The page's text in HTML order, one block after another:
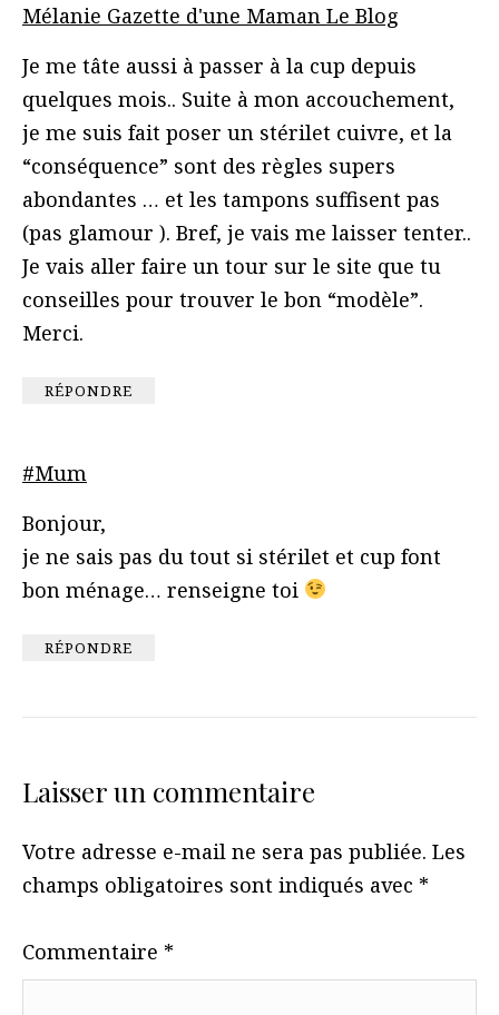
Mélanie Gazette d'une Maman Le Blog
Je me tâte aussi à passer à la cup depuis
quelques mois.. Suite à mon accouchement,
je me suis fait poser un stérilet cuivre, et la
“conséquence” sont des règles supers
abondantes … et les tampons suffisent pas
(pas glamour ). Bref, je vais me laisser tenter..
Je vais aller faire un tour sur le site que tu
conseilles pour trouver le bon “modèle”.
Merci.
RÉPONDRE
#Mum
Bonjour,
je ne sais pas du tout si stérilet et cup font
bon ménage… renseigne toi
RÉPONDRE
Laisser un commentaire
Votre adresse e-mail ne sera pas publiée. Les
champs obligatoires sont indiqués avec *
Commentaire *